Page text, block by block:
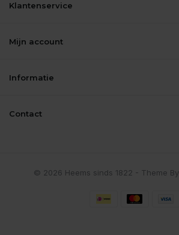
Klantenservice
Mijn account
Informatie
Contact
© 2026 Heems sinds 1822 - Theme By